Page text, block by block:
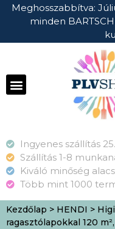
Meghosszabbítva:
minden
Ingyenes szállítás
Szállítás 1-8
Kiváló minőség
Több mint 1000
Kezdőlap > HENDI >
ragasztólapokkal 120